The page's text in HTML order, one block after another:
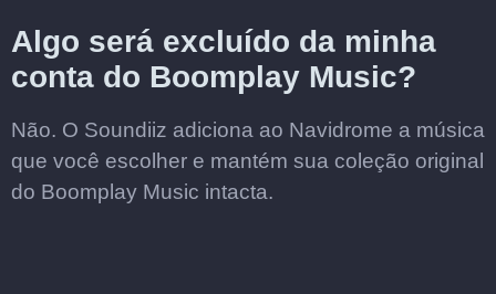
Algo será excluído da minha
conta do Boomplay Music?
Não. O Soundiiz adiciona ao Navidrome a música
que você escolher e mantém sua coleção original
do Boomplay Music intacta.